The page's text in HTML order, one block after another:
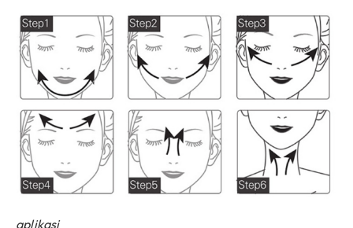
aplikasi